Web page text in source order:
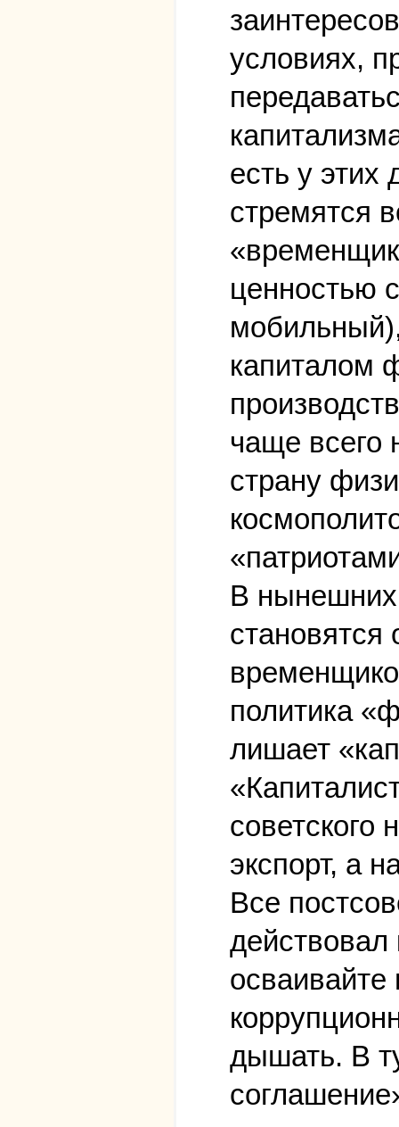
условиях,
есть у этих
стремятся
ценностью
капиталом
чаще всего
страну
В нынешних
политика
лишает
советского
экспорт, а
Все
действовал
дышать. В